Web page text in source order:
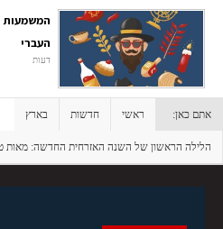
העברי
דעות
אתם כאן: ראשי חדשות בארץ
הלילה הראשון של השנה האזרחית החדשה: מאות